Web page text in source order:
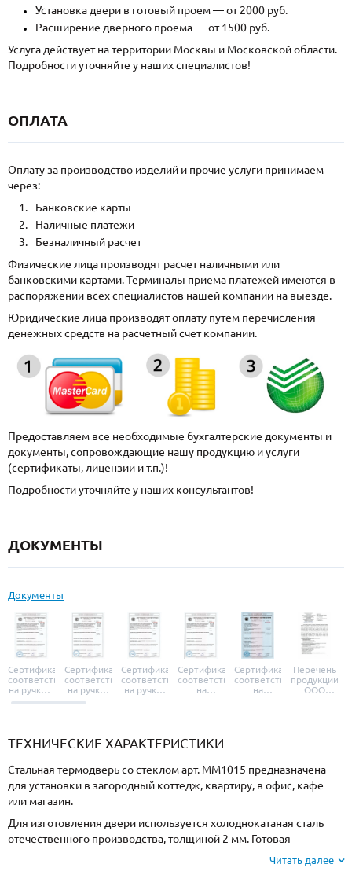
Установка двери в готовый проем — от 2000 руб.
Расширение дверного проема — от 1500 руб.
Услуга действует на территории Москвы и Московской области.
Подробности уточняйте у наших специалистов!
ОПЛАТА
Оплату за производство изделий и прочие услуги принимаем
через:
Банковские карты
Наличные платежи
Безналичный расчет
Физические лица производят расчет наличными или
банковскими картами. Терминалы приема платежей имеются в
распоряжении всех специалистов нашей компании на выезде.
Юридические лица производят оплату путем перечисления
денежных средств на расчетный счет компании.
Предоставляем все необходимые бухгалтерские документы и
документы, сопровождающие нашу продукцию и услуги
(сертификаты, лицензии и т.п.)!
Подробности уточняйте у наших консультантов!
ДОКУМЕНТЫ
Документы
Сертификат
соответствия
на ручки и
броненакладки
Сертификат
соответствия
на ручки-
защелки
Сертификат
соответствия
на ручки-
Сертификат
соответствия
на
Сертификат
соответствия
на
Перечень
продукции
ООО
ТЕХНИЧЕСКИЕ ХАРАКТЕРИСТИКИ
Стальная термодверь со стеклом арт. ММ1015 предназначена
для установки в загородный коттедж, квартиру, в офис, кафе
или магазин.
Для изготовления двери используется холоднокатаная сталь
отечественного производства, толщиной 2 мм. Готовая
конструкция имеет необходимую жесткость и надежность.
Читать далее